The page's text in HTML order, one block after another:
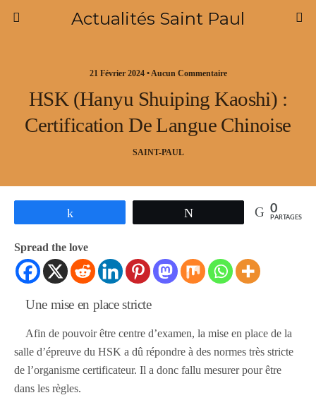
Actualités Saint Paul
21 Février 2024 • Aucun Commentaire
HSK (Hanyu Shuiping Kaoshi) :
Certification De Langue Chinoise
SAINT-PAUL
0
PARTAGES
Spread the love
Une mise en place stricte
Afin de pouvoir être centre d’examen, la mise en place de la
salle d’épreuve du HSK a dû répondre à des normes très stricte
de l’organisme certificateur. Il a donc fallu mesurer pour être
dans les règles.